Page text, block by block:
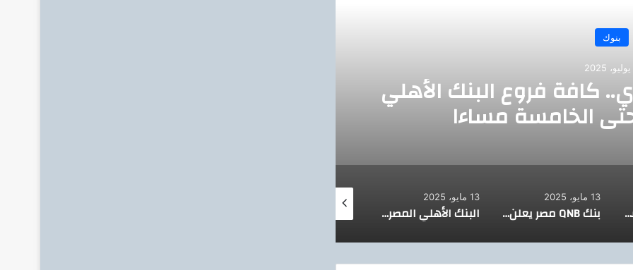
بنوك
كافة فروع البنك الأهلي
الخامسة مساءا
البنك الزراعي المصري يمول شراء 2000 رأس ماشية بقيمة 395 مليون جنيه لصالح 188 من صغار المربين بمحافظه الشرقية
13 مايو، 2025
بنك QNB مصر يعلن عن تطبيق معيار ISO 20022 لتعزيز تجربة المدفوعات الدولية
13 مايو، 2025
البنك الأهلي المصري يوقع بروتوكول مع مجموعة ابوغالى موتورز لتوريد وتسليم سيارات “جيلي” بمصر